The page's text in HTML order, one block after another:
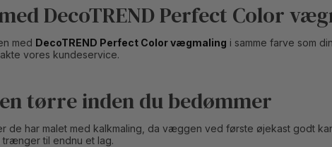
DecoTREND Perfect Color
med DecoTREND Perfect Color vægmaling i samme farve som
vores kundeservice.
tørre inden du bedømmer
de har malet med kalkmaling, da væggen ved første øjekast godt
til endnu et lag.